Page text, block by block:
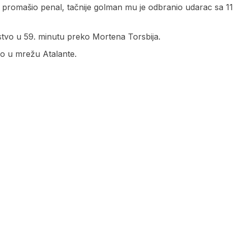
penal, tačnije golman mu je odbranio udarac sa 11
u 59. minutu preko Mortena Torsbija.
u mrežu Atalante.